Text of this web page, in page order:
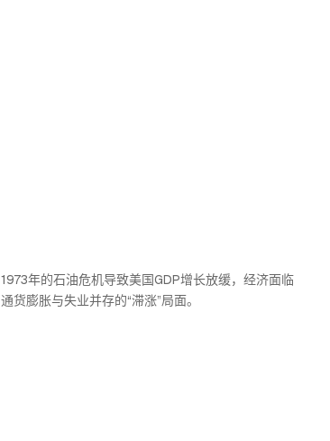
1973年的石油危机导致美国GDP增长放缓，经济面临
通货膨胀与失业并存的“滞涨”局面。